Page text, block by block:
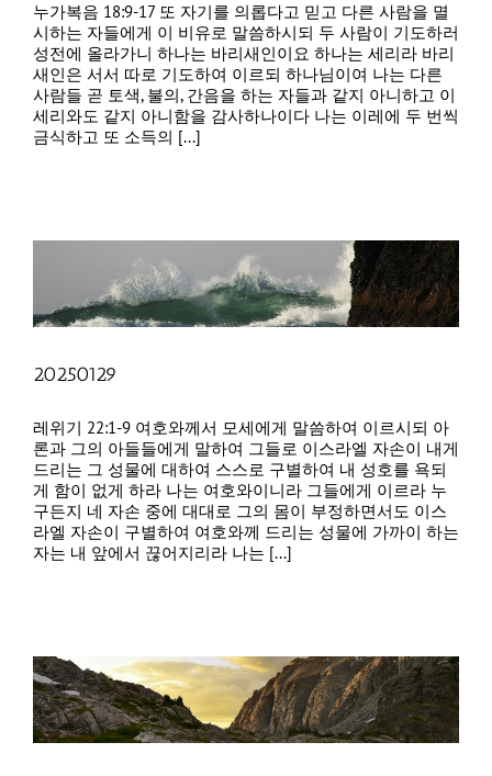
누가복음 18:9-17 또 자기를 의롭다고 믿고 다른 사람을 멸
시하는 자들에게 이 비유로 말씀하시되 두 사람이 기도하러
성전에 올라가니 하나는 바리새인이요 하나는 세리라 바리
새인은 서서 따로 기도하여 이르되 하나님이여 나는 다른
사람들 곧 토색, 불의, 간음을 하는 자들과 같지 아니하고 이
세리와도 같지 아니함을 감사하나이다 나는 이레에 두 번씩
금식하고 또 소득의 [...]
20250129
레위기 22:1-9 여호와께서 모세에게 말씀하여 이르시되 아
론과 그의 아들들에게 말하여 그들로 이스라엘 자손이 내게
드리는 그 성물에 대하여 스스로 구별하여 내 성호를 욕되
게 함이 없게 하라 나는 여호와이니라 그들에게 이르라 누
구든지 네 자손 중에 대대로 그의 몸이 부정하면서도 이스
라엘 자손이 구별하여 여호와께 드리는 성물에 가까이 하는
자는 내 앞에서 끊어지리라 나는 [...]